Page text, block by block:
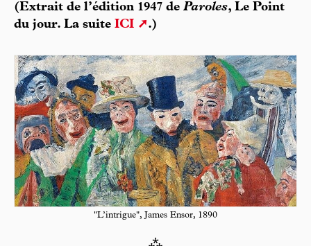
(Extrait de l’édition 1947 de Paroles, Le Point
du jour. La suite ICI .)
"L’intrigue", James Ensor, 1890